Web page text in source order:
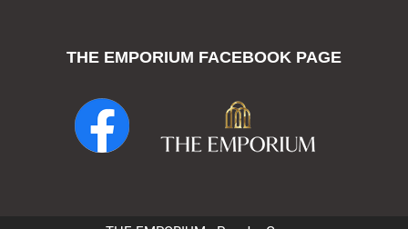
THE EMPORIUM FACEBOOK PAGE